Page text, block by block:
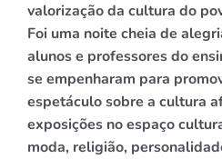
valorização da cultura do
Foi uma noite cheia de
alunos e professores do
se empenharam para
espetáculo sobre a cultura
exposições no espaço
moda, religião,